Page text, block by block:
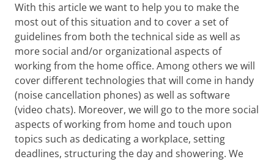
With this article we want to help you to make the
most out of this situation and to cover a set of
guidelines from both the technical side as well as
more social and/or organizational aspects of
working from the home office. Among others we will
cover different technologies that will come in handy
(noise cancellation phones) as well as software
(video chats). Moreover, we will go to the more social
aspects of working from home and touch upon
topics such as dedicating a workplace, setting
deadlines, structuring the day and showering. We